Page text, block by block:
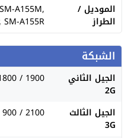
الموديل /
الطراز
A155M,
SM-A155R
الشبكة
الجيل الثاني
2G
/ 1900
الجيل الثالث
3G
900 / 2100